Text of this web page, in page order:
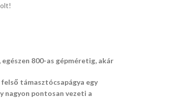
800-as gépméretig, akár
támasztócsapágya egy
nagyon pontosan vezeti a